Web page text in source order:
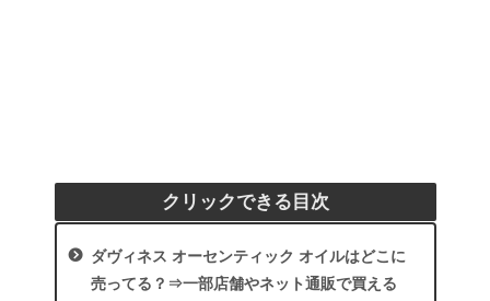
クリックできる目次
ダヴィネス オーセンティック オイルはどこに
売ってる？⇒一部店舗やネット通販で買える